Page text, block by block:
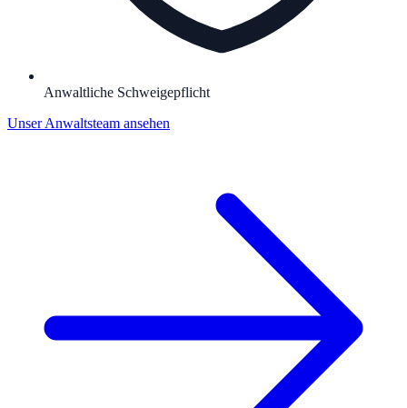
Anwaltliche Schweigepflicht
Unser Anwaltsteam ansehen